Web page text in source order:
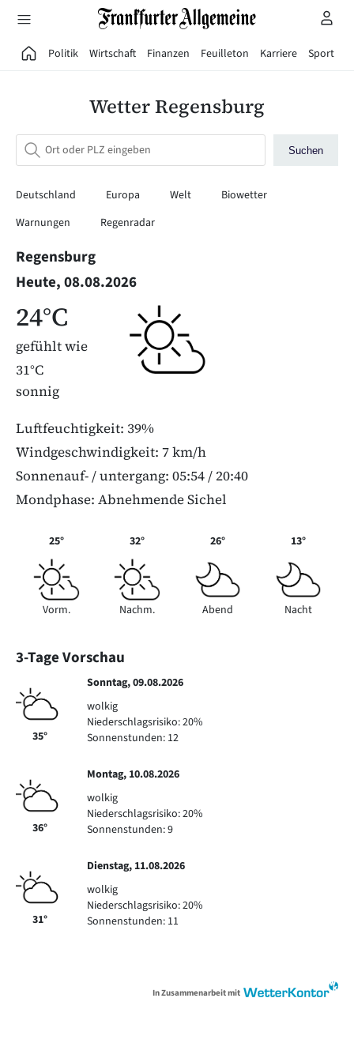
Direkt zum Hauptinhalt
Politik Wirtschaft Finanzen Feuilleton Karriere Sport
Wetter Regensburg
Suchen
Deutschland Europa Welt
Biowetter
Warnungen
Regenradar
Regensburg
Heute, 08.08.2026
24°C
gefühlt wie
31°C
sonnig
Luftfeuchtigkeit: 39%
Windgeschwindigkeit: 7 km/h
Sonnenauf- / untergang: 05:54 / 20:40
Mondphase: Abnehmende Sichel
25°
Vorm.
32°
Nachm.
26°
Abend
13°
Nacht
3-Tage Vorschau
35°
Sonntag, 09.08.2026
wolkig
Niederschlagsrisiko: 20%
Sonnenstunden: 12
36°
Montag, 10.08.2026
wolkig
Niederschlagsrisiko: 20%
Sonnenstunden: 9
31°
Dienstag, 11.08.2026
wolkig
Niederschlagsrisiko: 20%
Sonnenstunden: 11
In Zusammenarbeit mit